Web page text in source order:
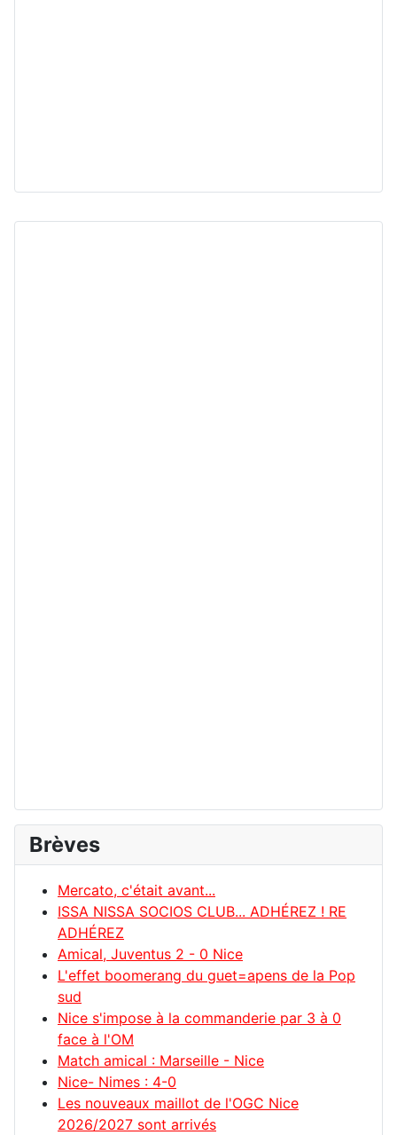
Brèves
Mercato, c'était avant...
ISSA NISSA SOCIOS CLUB... ADHÉREZ ! RE
ADHÉREZ
Amical, Juventus 2 - 0 Nice
L'effet boomerang du guet=apens de la Pop
sud
Nice s'impose à la commanderie par 3 à 0
face à l'OM
Match amical : Marseille - Nice
Nice- Nimes : 4-0
Les nouveaux maillot de l'OGC Nice
2026/2027 sont arrivés